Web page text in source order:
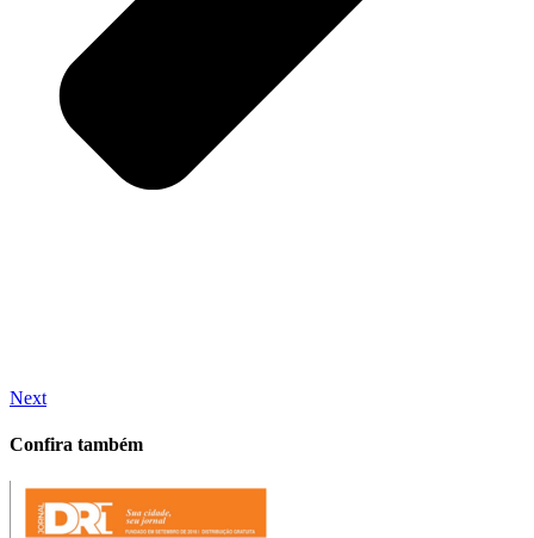
Next
Confira também